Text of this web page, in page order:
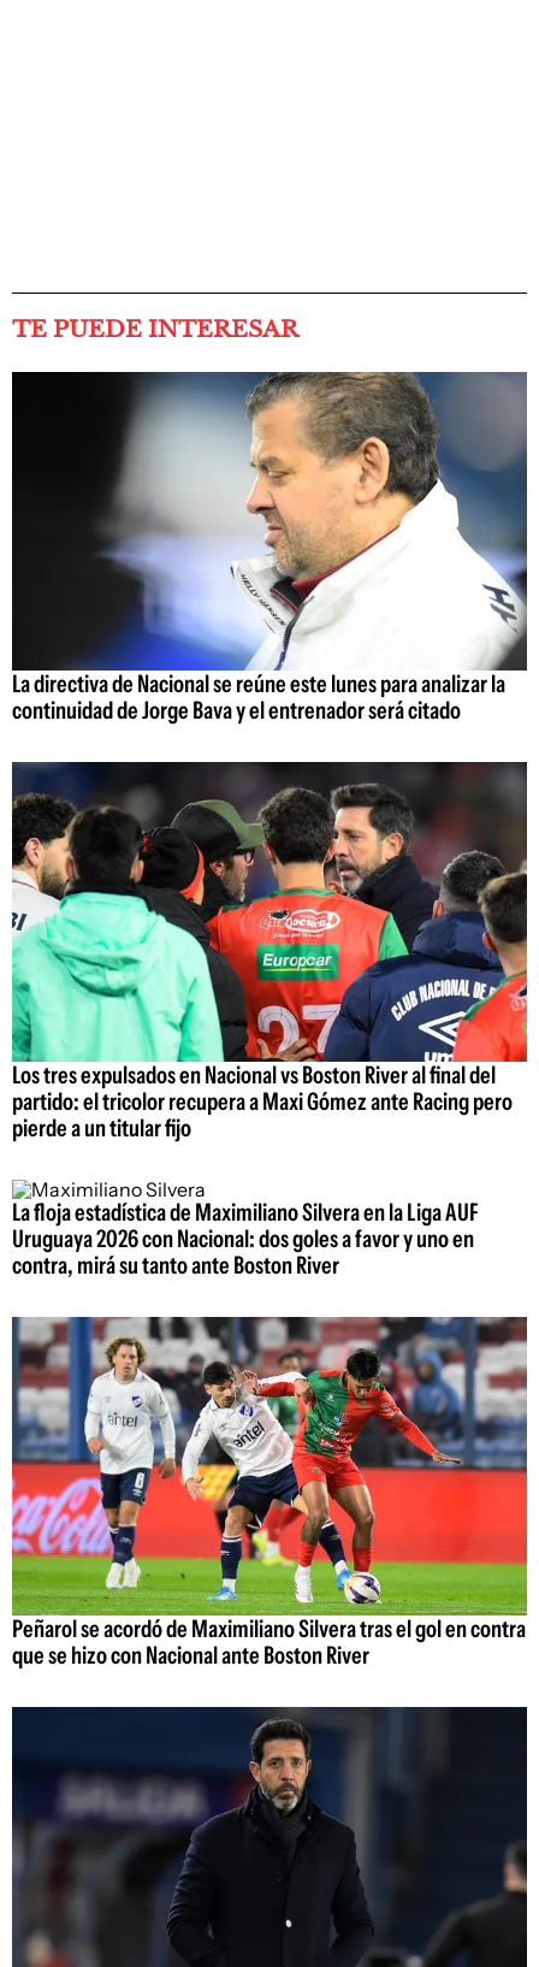
TE PUEDE INTERESAR
La directiva de Nacional se reúne este lunes para analizar la
continuidad de Jorge Bava y el entrenador será citado
Los tres expulsados en Nacional vs Boston River al final del
partido: el tricolor recupera a Maxi Gómez ante Racing pero
pierde a un titular fijo
La floja estadística de Maximiliano Silvera en la Liga AUF
Uruguaya 2026 con Nacional: dos goles a favor y uno en
contra, mirá su tanto ante Boston River
Peñarol se acordó de Maximiliano Silvera tras el gol en contra
que se hizo con Nacional ante Boston River